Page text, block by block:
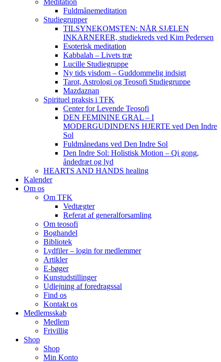
Meditation
Fuldmånemeditation
Studiegrupper
TILSYNEKOMSTEN: NÅR SJÆLEN
INKARNERER, studiekreds ved Kim Pedersen
Esoterisk meditation
Kabbalah – Livets træ
Lucille Studiegruppe
Ny tids visdom – Guddommelig indsigt
Tarot, Astrologi og Teosofi Studiegruppe
Mazdaznan
Spirituel praksis i TFK
Center for Levende Teosofi
DEN FEMININE GRAL – I
MODERGUDINDENS HJERTE ved Den Indre
Sol
Fuldmånedans ved Den Indre Sol
Den Indre Sol: Holistisk Motion – Qi gong,
åndedræt og lyd
HEARTS AND HANDS healing
Kalender
Om os
Om TFK
Vedtægter
Referat af generalforsamling
Om teosofi
Boghandel
Bibliotek
Lydfiler – login for medlemmer
Artikler
E-bøger
Kunstudstillinger
Udlejning af foredragssal
Find os
Kontakt os
Medlemsskab
Medlem
Frivillig
Shop
Shop
Min Konto